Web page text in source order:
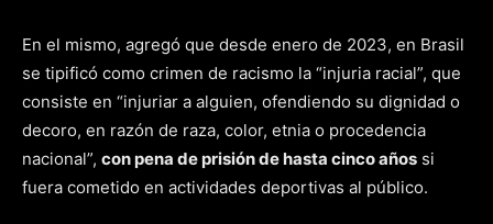
En el mismo, agregó que desde enero de 2023, en Brasil
se tipificó como crimen de racismo la “injuria racial”, que
consiste en “injuriar a alguien, ofendiendo su dignidad o
decoro, en razón de raza, color, etnia o procedencia
nacional”, con pena de prisión de hasta cinco años si
fuera cometido en actividades deportivas al público.